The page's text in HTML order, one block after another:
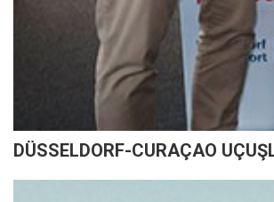
DÜSSELDORF-CURAÇAO